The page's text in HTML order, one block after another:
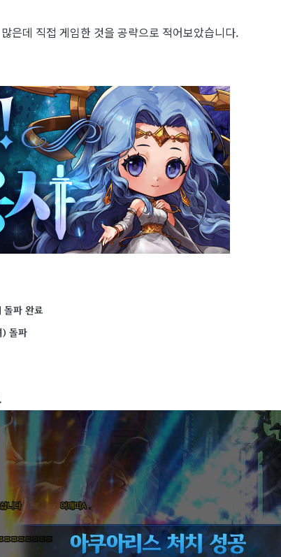
은데 직접 게임한 것을 공략으로 적어보았습니다.
돌파 완료
파